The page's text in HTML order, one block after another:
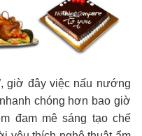
, giờ đây việc nấu nướng
chóng hơn bao giờ
đam mê sáng tạo chế